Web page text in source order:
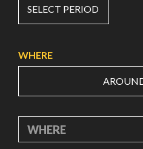
SELECT PERIOD
WHERE
WHERE